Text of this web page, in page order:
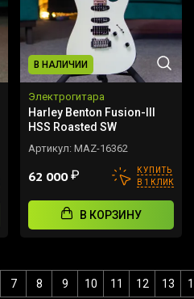
В НАЛИЧИИ
Электрогитара
Harley Benton Fusion-III
HSS Roasted SW
Артикул: MAZ-16362
62 000₽
КУПИТЬ
В 1 КЛИК
В КОРЗИНУ
7 8 9 10 11 12 13